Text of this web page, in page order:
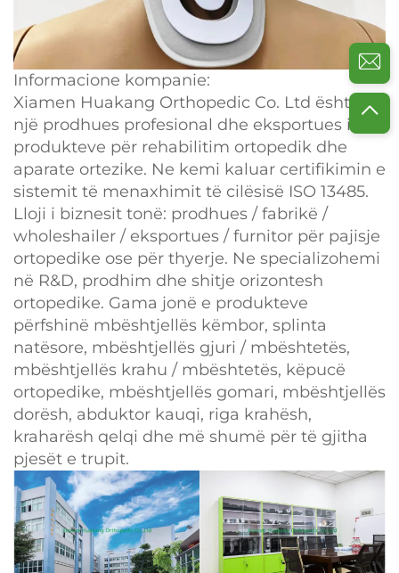
Informacione kompanie:
Xiamen Huakang Orthopedic Co. Ltd është
një prodhues profesional dhe eksportues i
produkteve për rehabilitim ortopedik dhe
aparate ortezike. Ne kemi kaluar certifikimin e
sistemit të menaxhimit të cilësisë ISO 13485.
Lloji i biznesit tonë: prodhues / fabrikë /
wholeshailer / eksportues / furnitor për pajisje
ortopedike ose për thyerje. Ne specializohemi
në R&D, prodhim dhe shitje orizontesh
ortopedike. Gama jonë e produkteve
përfshinë mbështjellës këmbor, splinta
natësore, mbështjellës gjuri / mbështetës,
mbështjellës krahu / mbështetës, këpucë
ortopedike, mbështjellës gomari, mbështjellës
dorësh, abduktor kauqi, riga krahësh,
kraharësh qelqi dhe më shumë për të gjitha
pjesët e trupit.